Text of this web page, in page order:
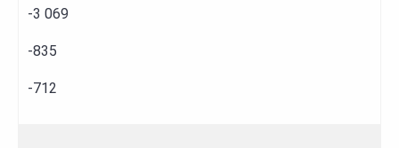
-3 069
-835
-712